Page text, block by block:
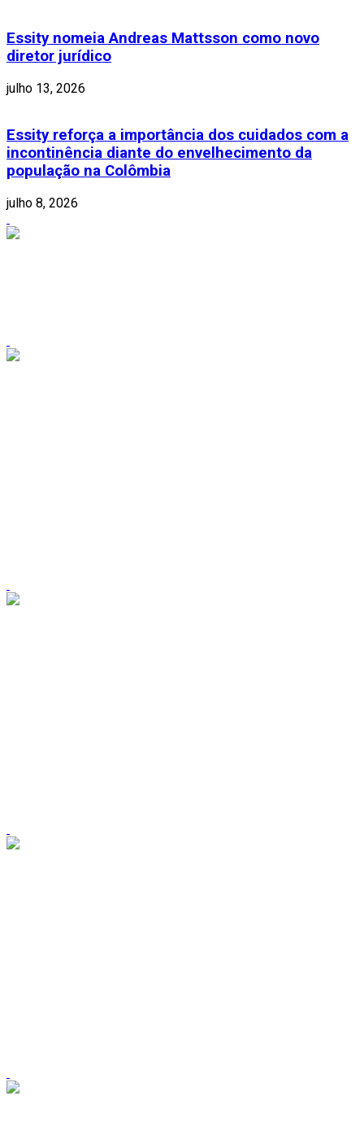
Essity nomeia Andreas Mattsson como novo
diretor jurídico
julho 13, 2026
Essity reforça a importância dos cuidados com a
incontinência diante do envelhecimento da
população na Colômbia
julho 8, 2026